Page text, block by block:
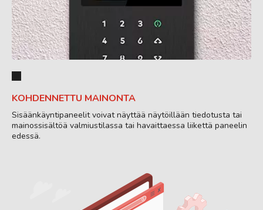
KOHDENNETTU MAINONTA
Sisäänkäyntipaneelit voivat näyttää näytöillään tiedotusta tai
mainossisältöä valmiustilassa tai havaittaessa liikettä paneelin
edessä.